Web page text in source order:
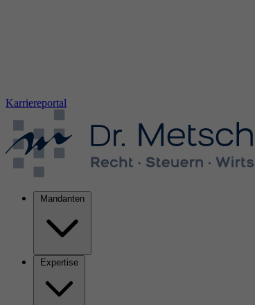
Karriereportal
Mandanten
Expertise